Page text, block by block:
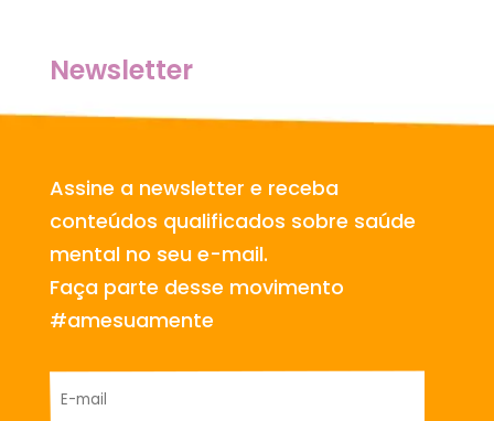
Newsletter
Assine a newsletter e receba
conteúdos qualificados sobre saúde
mental no seu e-mail.
Faça parte desse movimento
#amesuamente